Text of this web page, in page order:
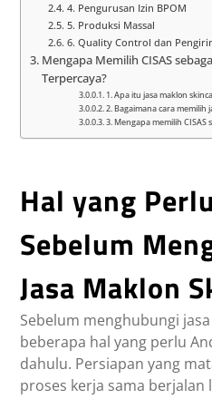
4. Pengurusan Izin BPOM
5. Produksi Massal
6. Quality Control dan
Mengapa Memilih CISAS
Terpercaya?
1. Apa itu jasa maklon
2. Bagaimana cara memilih
3. Mengapa memilih CISAS
Hal yang
Sebelum
Jasa Maklon
Sebelum menghubungi
beberapa hal yang perlu
dahulu. Persiapan yang
proses kerja sama berjalan